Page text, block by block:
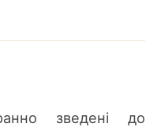
зведені до